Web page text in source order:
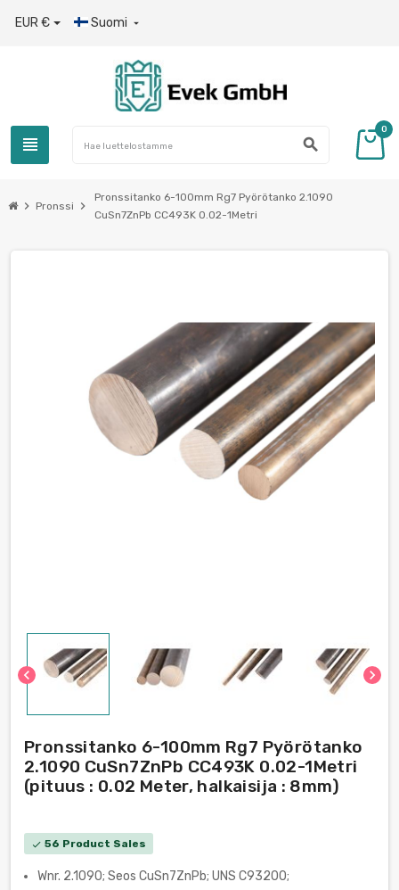
EUR € Suomi 
view_headline search
0
chevron_right Pronssi chevron_right
Pronssitanko 6-100mm Rg7 Pyörötanko 2.1090
CuSn7ZnPb CC493K 0.02-1Metri
chevron_left chevron_right
Pronssitanko 6-100mm Rg7 Pyörötanko
2.1090 CuSn7ZnPb CC493K 0.02-1Metri
(pituus : 0.02 Meter, halkaisija : 8mm)
check 56 Product Sales
Wnr. 2.1090; Seos CuSn7ZnPb; UNS C93200;